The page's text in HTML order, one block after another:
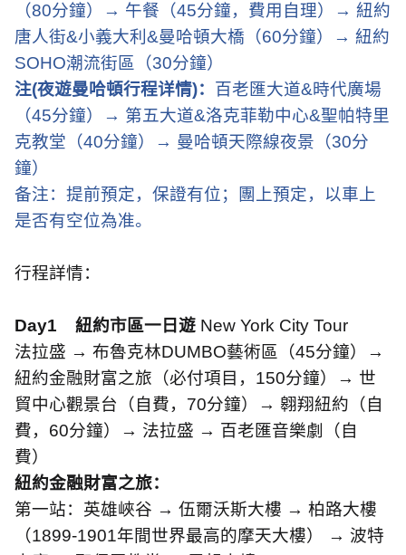
（80分鐘） → 午餐（45分鐘，費用自理） → 紐約
唐人街&小義大利 &曼哈頓大橋（60分鐘） → 紐約
SOHO潮流街區（30分鐘）
注(夜遊曼哈頓行程详情)： 百老匯大道&時代廣場
（45分鐘） → 第五大道&洛克菲勒中心&聖帕特里
克教堂（40分鐘） → 曼哈頓天際線夜景（30分
鐘）
备注：提前預定，保證有位；團上預定，以車上
是否有空位為准。
行程詳情：
Day1 紐約市區一日遊 New York City Tour
法拉盛 → 布魯克林DUMBO藝術區（45分鐘）→
紐約金融財富之旅（必付項目， 150分鐘）→ 世
貿中心觀景台（自費， 70分鐘）→ 翱翔紐約（自
費， 60分鐘）→ 法拉盛 → 百老匯音樂劇（自
費）
紐約金融財富之旅：
第一站：英雄峽谷 → 伍爾沃斯大樓 → 柏路大樓
（1899-1901年間世界最高的摩天大樓） → 波特